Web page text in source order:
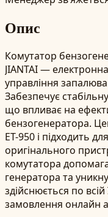
Опис
Комутатор
JIANTAI —
управління
Забезпечує
що впливає на
бензогенератора.
ET-950 і підходить
оригінального
комутатора
генератора та
здійснюється по
замовлення онлайн